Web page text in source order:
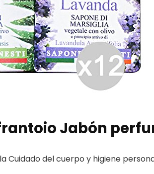
Jabón
Cuidado del cuerpo y higiene